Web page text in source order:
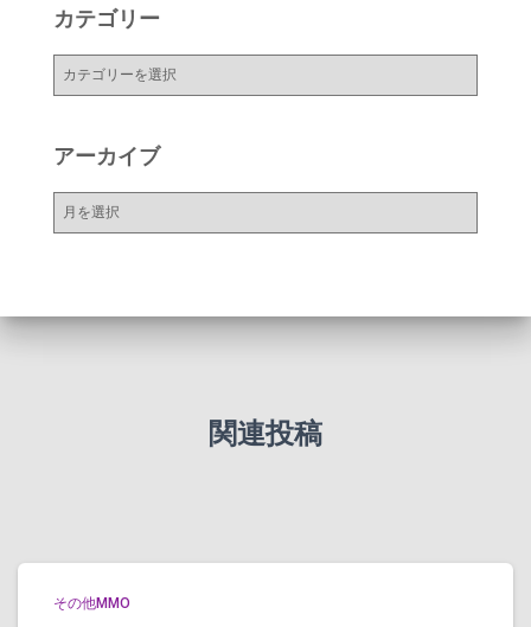
カテゴリー
ー
アーカイブ
ー
関連投稿
その他MMO